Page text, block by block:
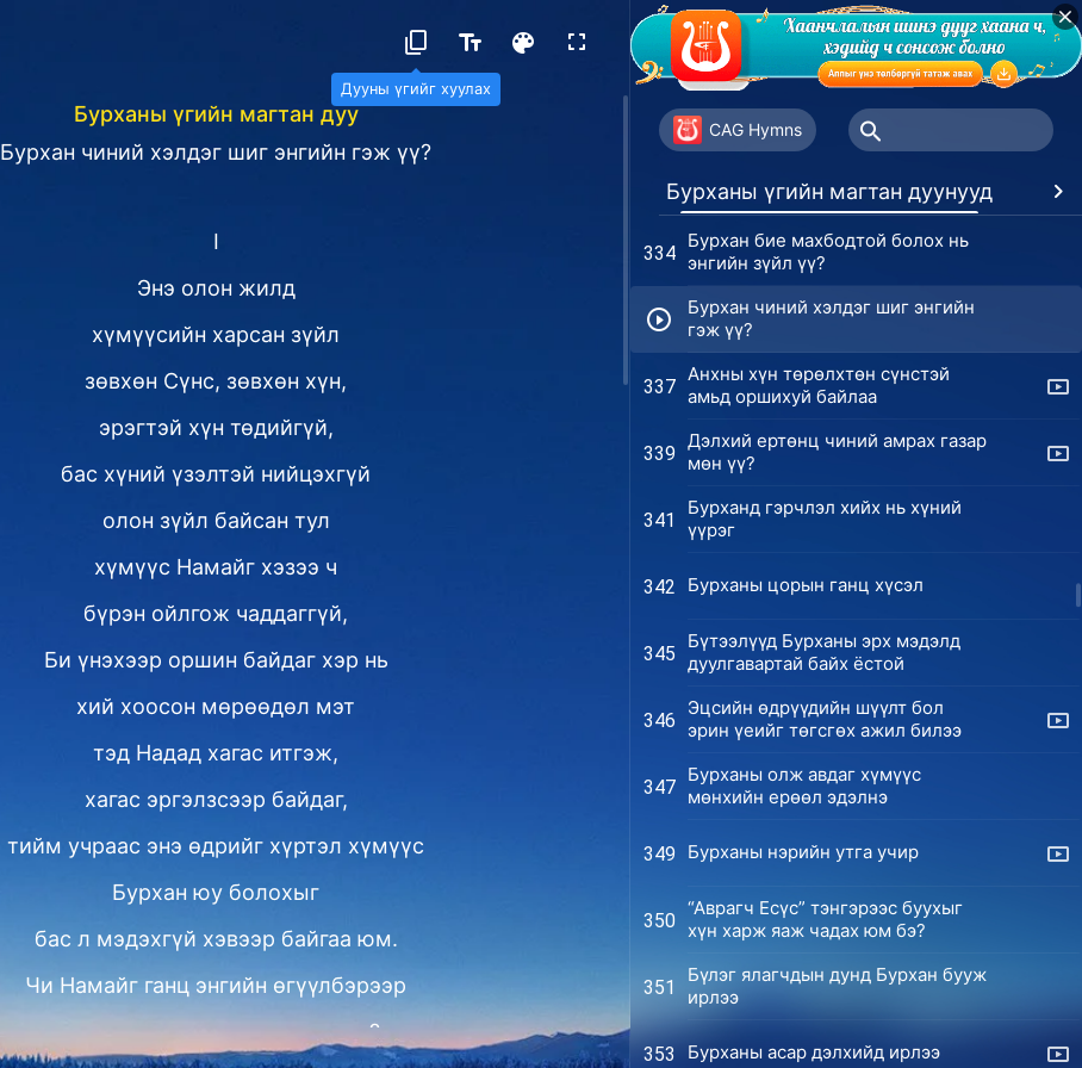
Дууны үгийг хуулах
Бурханы үгийн магтан дуу
Бурхан чиний хэлдэг шиг энгийн гэж үү?
I
Энэ олон жилд
хүмүүсийн харсан зүйл
зөвхөн Сүнс, зөвхөн хүн,
эрэгтэй хүн төдийгүй,
бас хүний үзэлтэй нийцэхгүй
олон зүйл байсан тул
хүмүүс Намайг хэзээ ч
бүрэн ойлгож чаддаггүй,
Би үнэхээр оршин байдаг хэр нь
хий хоосон мөрөөдөл мэт
тэд Надад хагас итгэж,
хагас эргэлзсээр байдаг,
тийм учраас энэ өдрийг хүртэл хүмүүс
Бурхан юу болохыг
бас л мэдэхгүй хэвээр байгаа юм.
Чи Намайг ганц энгийн өгүүлбэрээр
товч дүгнэж үнэхээр чадах уу?
CAG Hymns
Бурханы үгийн магтан дуунууд
329
Хүнийг удирдах Бурханы ажлын
бодитой түүх
331
Олон жил Бурханд итгэснээр чи
ямар нэг зүйл олж авсан уу?
333 Христийг дагаснаар хамгийн агуу
авралыг хүртдэг
334
Бурхан бие махбодтой болох нь
энгийн зүйл үү?
Бурхан чиний хэлдэг шиг энгийн
гэж үү?
337
Анхны хүн төрөлхтөн сүнстэй
амьд оршихуй байлаа
339
Дэлхий ертөнц чиний амрах газар
мөн үү?
341
Бурханд гэрчлэл хийх нь хүний
үүрэг
342 Бурханы цорын ганц хүсэл
345
Бүтээлүүд Бурханы эрх мэдэлд
дуулгавартай байх ёстой
346
Эцсийн өдрүүдийн шүүлт бол
эрин үеийг төгсгөх ажил билээ
347
Бурханы олж авдаг хүмүүс
мөнхийн ерөөл эдэлнэ
349 Бурханы нэрийн утга учир
350
“Аврагч Есүс” тэнгэрээс буухыг
хүн харж яаж чадах юм бэ?
351
Бүлэг ялагчдын дунд Бурхан бууж
ирлээ
353 Бурханы асар дэлхийд ирлээ